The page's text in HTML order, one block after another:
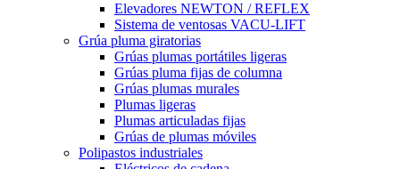
Elevadores NEWTON / REFLEX
Sistema de ventosas VACU-LIFT
Grúa pluma giratorias
Grúas plumas portátiles ligeras
Grúas pluma fijas de columna
Grúas plumas murales
Plumas ligeras
Plumas articuladas fijas
Grúas de plumas móviles
Polipastos industriales